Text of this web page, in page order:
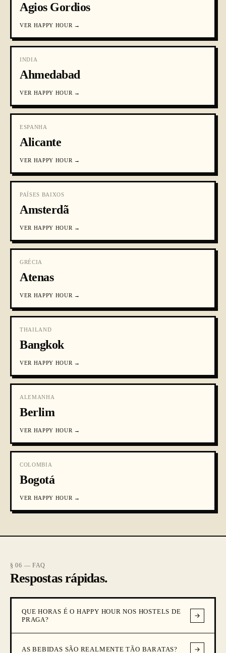
Agios Gordios
VER HAPPY HOUR →
INDIA
Ahmedabad
VER HAPPY HOUR →
ESPANHA
Alicante
VER HAPPY HOUR →
PAÍSES BAIXOS
Amsterdã
VER HAPPY HOUR →
GRÉCIA
Atenas
VER HAPPY HOUR →
THAILAND
Bangkok
VER HAPPY HOUR →
ALEMANHA
Berlim
VER HAPPY HOUR →
COLOMBIA
Bogotá
VER HAPPY HOUR →
§ 06 — FAQ
Respostas rápidas.
QUE HORAS É O HAPPY HOUR NOS HOSTELS DE
PRAGA?
AS BEBIDAS SÃO REALMENTE TÃO BARATAS?